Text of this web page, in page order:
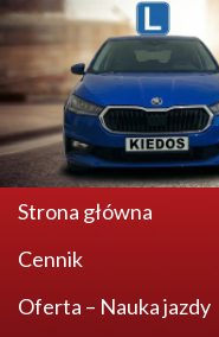
Strona główna
Cennik
Oferta – Nauka jazdy